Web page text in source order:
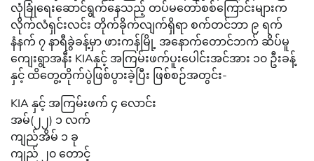
လုံခြုံရေးဆောင်ရွက်နေသည့် တပ်မတော်စစ်ကြောင်းများက
လိုက်လံရှင်းလင်း တိုက်ခိုက်လျက်ရှိရာ စက်တင်ဘာ ၉ ရက်
နံနက် ၇ နာရီခွဲခန့်မှာ ဖားကန်မြို့ အနောက်တောင်ဘက် ဆိပ်မူ
ကျေးရွာအနီး KIAနှင့် အကြမ်းဖက်ပူးပေါင်းအင်အား ၁၀ ဦးခန့်
နှင့် ထိတွေ့တိုက်ပွဲဖြစ်ပွားခဲ့ပြီး ဖြစ်စဉ်အတွင်း-
KIA နှင့် အကြမ်းဖက် ၄ လောင်း
အမ်(၂၂) ၁ လက်
ကျည်အိမ် ၁ ခု
ကျည် ၂၀ တောင့်